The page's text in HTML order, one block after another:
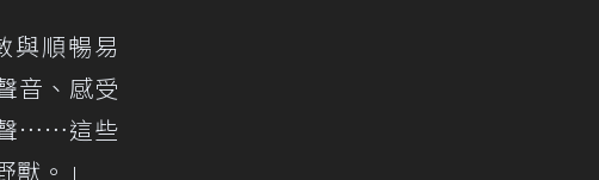
與順暢易
音、感受
聲……這些
。」